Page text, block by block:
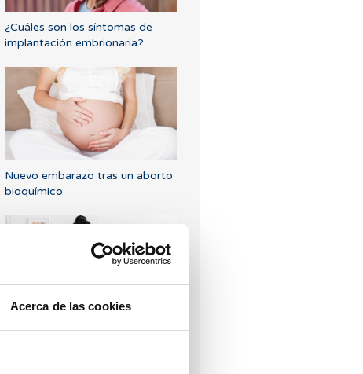
Acerca de las cookies
¿Cuáles son los síntomas de
implantación embrionaria?
Nuevo embarazo tras un aborto
bioquímico